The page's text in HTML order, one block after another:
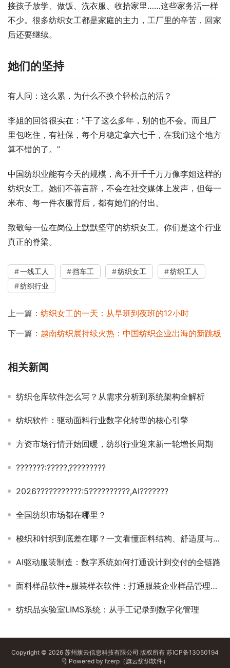
接孩子放学、做饭、洗衣服、收拾家里……这些家务活一样
不少。很多纺织女工都是家庭的主力，工厂里的辛苦，回家
后还要继续。
她们的坚持
有人问：这么累，为什么不换个轻松点的活？
李姐的回答很实在：”干了这么多年，别的也不会。而且厂
里包吃住，有社保，每个月稳定拿六七千，在我们这个地方
算不错的了。”
中国纺织业能有今天的规模，离不开千千万万像李姐这样的
纺织女工。她们不善言辞，不会在社交媒体上发声，但每一
米布、每一件衣服背后，都有她们的付出。
致敬每一位在岗位上默默坚守的纺织女工。你们是这个行业
真正的脊梁。
一线工人 挡车工 纺织女工
纺织工人
纺织行业
上一篇： 纺织女工的一天：从早班到夜班的12小时
下一篇： 越南纺织展持续火热：中国纺织企业出海的新跳板
相关新闻
纺织仓库软件怎么写？从需求分析到系统架构全解析
纺织软件：驱动面料行业数字化转型的核心引擎
方资市场行情开始回暖，纺织行业迎来新一轮增长周期
???????:?????,?????????
2026???????????:5??????????,AI???????
全国纺织市场都在哪里？
梭织和针织到底差在哪？一文看懂面料结构、舒适度与选购逻辑
AI驱动服装制造：数字系统如何打通设计到交付的全链路
面料样品软件+服装样衣软件：打通服装企业样品管理全链路
纺织品实验室LIMS系统：从手工记录到数字化管理
Copyright © 2026 苏州旗云信息科技有限公司 版权所有 苏ICP备13050194
号 Powered by fzerp（旗云纺织软件）